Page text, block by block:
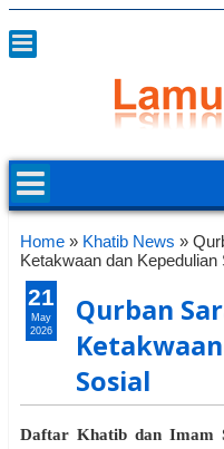
Home » Khatib News »
Ketakwaan dan Kepedulian
Qurban
Sosial
Daftar Khatib dan Imam
21
May
2026